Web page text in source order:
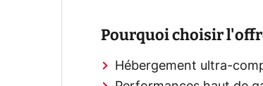
Pourquoi choisir
Hébergement ultra-